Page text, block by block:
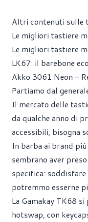
Altri contenuti sulle
Le migliori tastiere
Le migliori tastiere
LK67: il barebone
Akko 3061 Neon -
Partiamo dal
Il mercato delle
da qualche anno di
accessibili, bisogna
In barba ai brand
sembrano aver
specifica:
potremmo esserne
La Gamakay TK68
hotswap, con